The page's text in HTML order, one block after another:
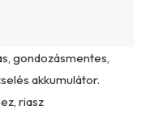
gondozásmentes,
akkumulátor.
riasz